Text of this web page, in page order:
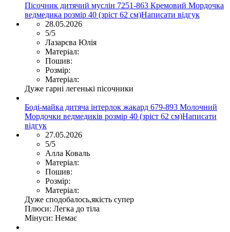
Пісочник дитячий муслін 7251-863 Кремовий Мордочка
ведмедика розмір 40 (зріст 62 см)Написати відгук
28.05.2026
5/5
Лазарєва Юлія
Матеріал:
Пошив:
Розмір:
Матеріал:
Дуже гарні легенькі пісочники
Боді-майка дитяча інтерлок жакард 679-893 Молочний
Мордочки ведмедиків розмір 40 (зріст 62 см)Написати
відгук
27.05.2026
5/5
Алла Коваль
Матеріал:
Пошив:
Розмір:
Матеріал:
Дуже сподобалось,якість супер
Плюси: Легка до тіла
Мінуси: Немає